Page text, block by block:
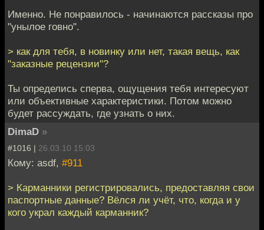
Именно. Не понравилось - начинаются рассказы про
"унылое говно".
> как для тебя, в новинку или нет, такая вещь, как
"заказные рецензии"?
Ты определись сперва, ощущения тебя интересуют
или объективные характеристики. Потом можно
будет рассуждать, где узнать о них.
DimaD »
#1016 | 26.03.10 15:03
Кому: asdf, #911
> Карманники регистрировались, предоставляя свои
паспортные данные? Вёлся ли учёт, что, когда и у
кого украл каждый карманник?